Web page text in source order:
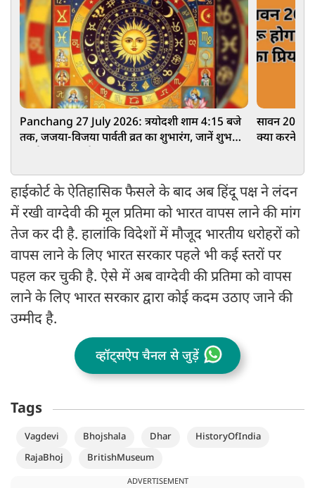
Panchang 27 July 2026: त्रयोदशी शाम 4:15 बजे
तक, जजया-विजया पार्वती व्रत का शुभारंग, जानें शुभ
सावन 2026:
क्या करने से
हाईकोर्ट के ऐतिहासिक फैसले के बाद अब हिंदू पक्ष ने लंदन
में रखी वाग्देवी की मूल प्रतिमा को भारत वापस लाने की मांग
तेज कर दी है. हालांकि विदेशों में मौजूद भारतीय धरोहरों को
वापस लाने के लिए भारत सरकार पहले भी कई स्तरों पर
पहल कर चुकी है. ऐसे में अब वाग्देवी की प्रतिमा को वापस
लाने के लिए भारत सरकार द्वारा कोई कदम उठाए जाने की
उम्मीद है.
व्हॉट्सऐप चैनल से जुड़ें
Tags
Vagdevi Bhojshala Dhar
HistoryOfIndia
RajaBhoj
BritishMuseum
ADVERTISEMENT